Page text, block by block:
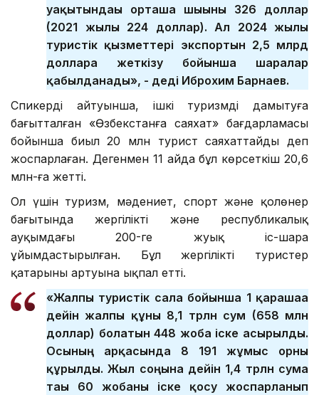
уақытындағы орташа шығыны 326 доллар
(2021 жылы 224 доллар). Ал 2024 жылы
туристік қызметтері экспортын 2,5 млрд
долларға жеткізу бойынша шаралар
қабылданады», - деді Иброхим Барнаев.
Спикердің айтуынша, ішкі туризмді дамытуға
бағытталған «Өзбекстанға саяхат» бағдарламасы
бойынша биыл 20 млн турист саяхаттайды деп
жоспарлаған. Дегенмен 11 айда бұл көрсеткіш 20,6
млн-ға жетті.
Ол үшін туризм, мәдениет, спорт және қолөнер
бағытында жергілікті және республикалық
ауқымдағы 200-ге жуық іс-шара
ұйымдастырылған. Бұл жергілікті туристер
қатарының артуына ықпал етті.
«Жалпы туристік сала бойынша 1 қарашаға
дейін жалпы құны 8,1 трлн сум (658 млн
доллар) болатын 448 жоба іске асырылды.
Осының арқасында 8 191 жұмыс орны
құрылды. Жыл соңына дейін 1,4 трлн сумға
тағы 60 жобаны іске қосу жоспарланып